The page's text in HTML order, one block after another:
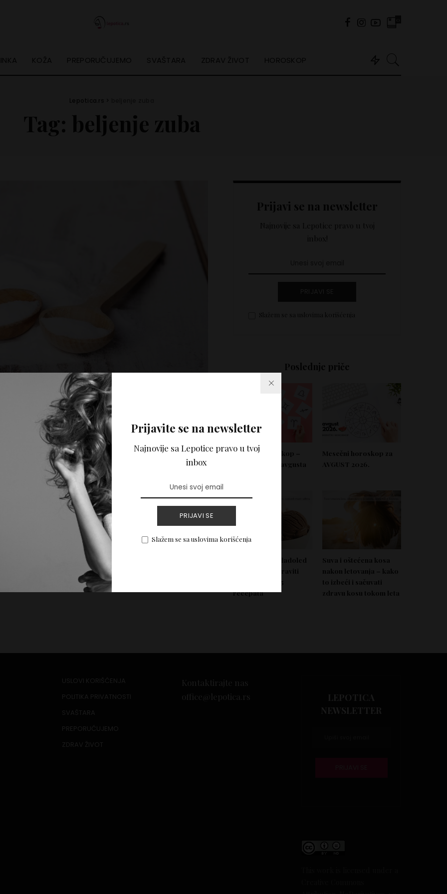
Prijavite se na newsletter
Najnovije sa Lepotice pravo u tvoj
inbox
PRIJAVI SE
Slažem se sa uslovima korišćenja
KOŽA PREPORUČUJEMO SVAŠTARA ZDRAV ŽIVOT HOROSKOP
uz pomoć sode
PROČITAJ VIŠE
Prijavi se na newsletter
Najnovije sa Lepotice pravo u tvoj
inbox!
Slažem se sa uslovima korišćenja
Poslednje priče
Nedeljni horoskop –
Od 03. do 09. avgusta
Mesečni horoskop za
AVGUST 2026.
Domać zdrav sladoled
koji možeš napraviti
bez aparata – 5
recepata
Suva i oštećena kosa
nakon letovanja – kako
to izbeći i sačuvati
zdravu kosu tokom leta
USLOVI KORIŠĆENJA
POLITIKA PRIVATNOSTI
SVAŠTARA
PREPORUČUJEMO
ZDRAV ŽIVOT
Kontaktirajte nas
office@lepotica.rs
LEPOTICA
NEWSLETTER